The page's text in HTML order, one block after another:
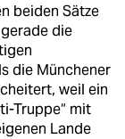
beiden Sätze
die
die Münchener
weil ein
Truppe“ mit
Lande